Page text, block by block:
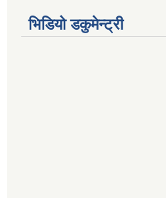
भिडियो डकुमेन्ट्री